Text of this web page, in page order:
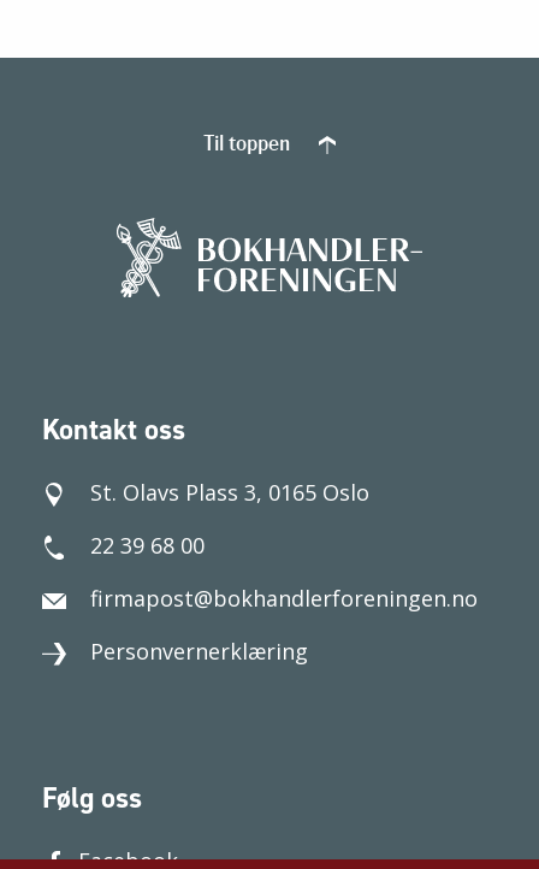
Kontakt oss
St. Olavs Plass 3, 0165 Oslo
22 39 68 00
firmapost@bokhandlerforeningen.no
Personvernerklæring
Følg oss
Facebook
Til toppen